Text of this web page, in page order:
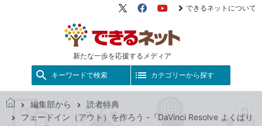
新たな一歩を応援するメディア
X（旧
FacebookYouTube
できるネットについて
キーワードで検索 カテゴリーから探す
で
編集部から
読者特典
フェードイン（アウト）を作ろう -『DaVinci Resolve よくばり